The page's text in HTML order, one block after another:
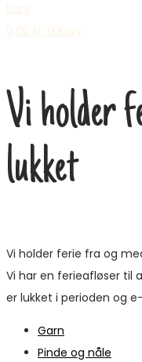
Kurv
0,00 kr. 0 Kurv
Vi holder
lukket
Vi holder ferie fra og
Vi har en ferieafløser til
er lukket i perioden og
Garn
Pinde og nåle